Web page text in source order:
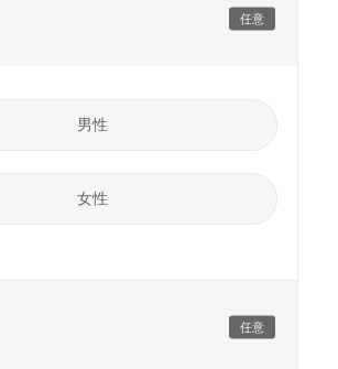
任意
男性
女性
任意